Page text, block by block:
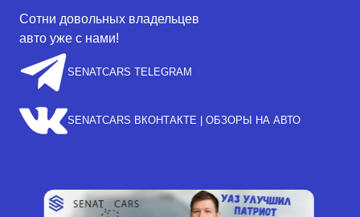
Сотни довольных владельцев
авто уже с нами!
SENATCARS TELEGRAM
SENATCARS ВКОНТАКТЕ | ОБЗОРЫ НА АВТО